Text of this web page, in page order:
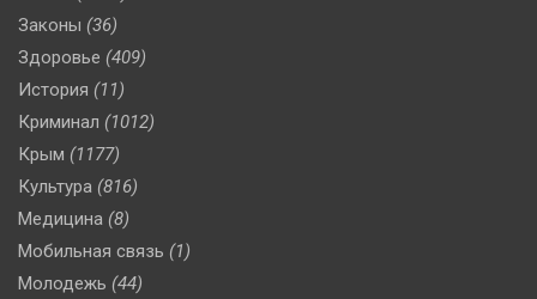
Законы (36)
Здоровье (409)
История (11)
Криминал (1012)
Крым (1177)
Культура (816)
Медицина (8)
Мобильная связь (1)
Молодежь (44)